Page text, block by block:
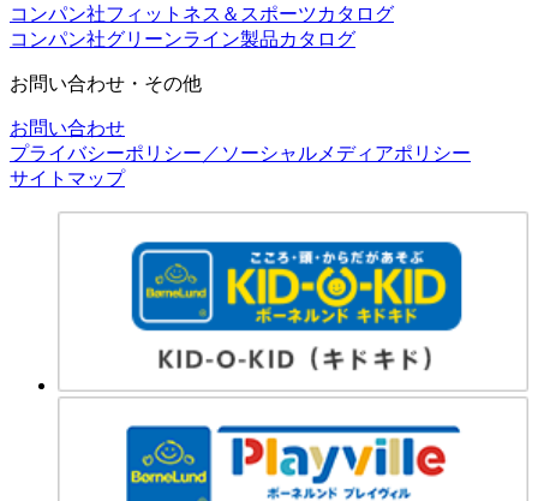
コンパン社フィットネス＆スポーツカタログ
コンパン社グリーンライン製品カタログ
お問い合わせ・その他
お問い合わせ
プライバシーポリシー／ソーシャルメディアポリシー
サイトマップ